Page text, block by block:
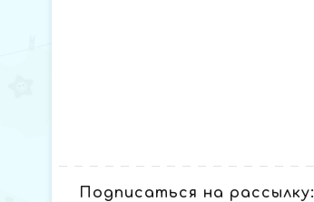
Подписаться на рассылку: